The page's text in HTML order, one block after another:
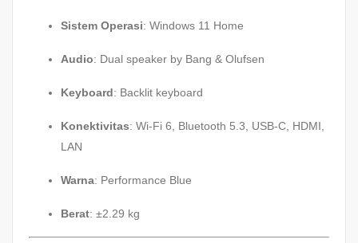
Sistem Operasi: Windows 11 Home
Audio: Dual speaker by Bang & Olufsen
Keyboard: Backlit keyboard
Konektivitas: Wi-Fi 6, Bluetooth 5.3, USB-C, HDMI,
LAN
Warna: Performance Blue
Berat: ±2.29 kg